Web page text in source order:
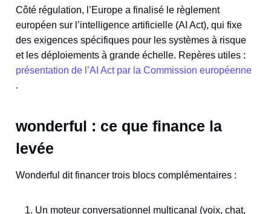
Côté régulation, l’Europe a finalisé le règlement
européen sur l’intelligence artificielle (AI Act), qui fixe
des exigences spécifiques pour les systèmes à risque
et les déploiements à grande échelle. Repères utiles :
présentation de l’AI Act par la Commission européenne
.
wonderful : ce que finance la
levée
Wonderful dit financer trois blocs complémentaires :
Un moteur conversationnel multicanal (voix, chat,